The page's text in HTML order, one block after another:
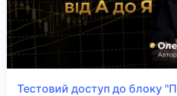
Тестовий доступ до блоку